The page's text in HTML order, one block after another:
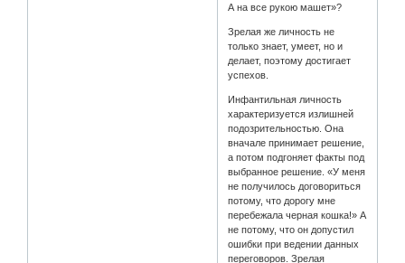
А на все рукою машет»?
Зрелая же личность не
только знает, умеет, но и
делает, поэтому достигает
успехов.
Инфантильная личность
характеризуется излишней
подозрительностью. Она
вначале принимает решение,
а потом подгоняет факты под
выбранное решение. «У меня
не получилось договориться
потому, что дорогу мне
перебежала черная кошка!» А
не потому, что он допустил
ошибки при ведении данных
переговоров. Зрелая